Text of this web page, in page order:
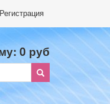
Регистрация
0 руб